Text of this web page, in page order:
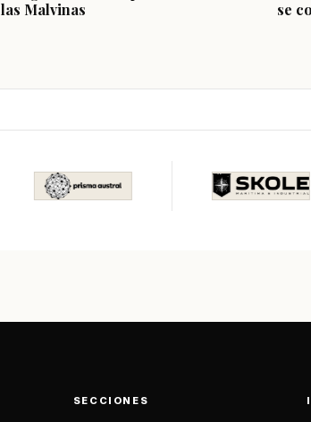
las Malvinas
se
SECCIONES